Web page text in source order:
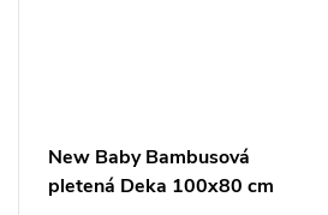
New Baby Bambusová
pletená Deka 100x80 cm